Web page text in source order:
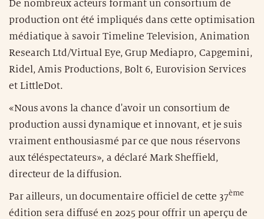
De nombreux acteurs formant un consortium de
production ont été impliqués dans cette optimisation
médiatique à savoir Timeline Television, Animation
Research Ltd/Virtual Eye, Grup Mediapro, Capgemini,
Ridel, Amis Productions, Bolt 6, Eurovision Services
et LittleDot.
«Nous avons la chance d'avoir un consortium de
production aussi dynamique et innovant, et je suis
vraiment enthousiasmé par ce que nous réservons
aux téléspectateurs», a déclaré Mark Sheffield,
directeur de la diffusion.
Par ailleurs, un documentaire officiel de cette 37ème
édition sera diffusé en 2025 pour offrir un aperçu de